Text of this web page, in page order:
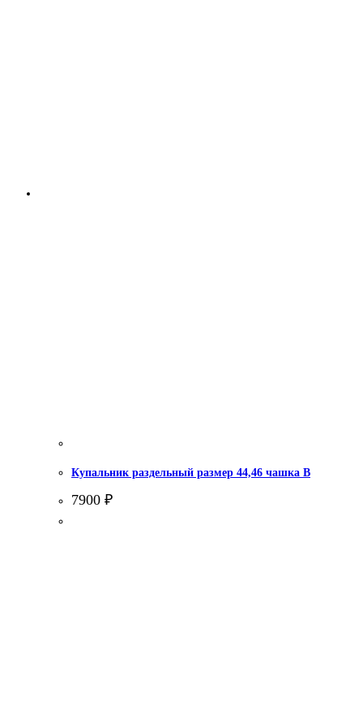
Купальник раздельный размер 44,46 чашка В
7900 ₽